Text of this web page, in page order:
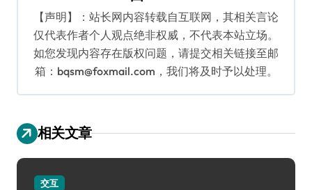
【声明】：站长网内容转载自互联网，其相关言论
仅代表作者个人观点绝非权威，不代表本站立场。
如您发现内容存在版权问题，请提交相关链接至邮
箱：bqsm@foxmail.com，我们将及时予以处理。
相关文章
交互